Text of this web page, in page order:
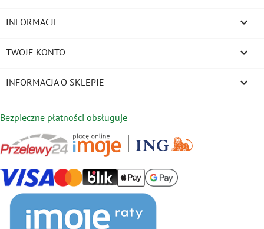
INFORMACJE 
TWOJE KONTO 
INFORMACJA O SKLEPIE keyboard_arrow_down
Bezpieczne płatności obsługuje